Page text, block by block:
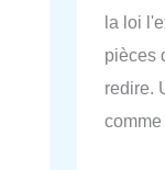
la loi
pièces
redire.
comme